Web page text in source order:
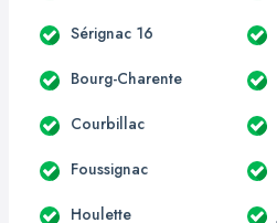
Sérignac 16
Bourg-Charente
Courbillac
Foussignac
Houlette